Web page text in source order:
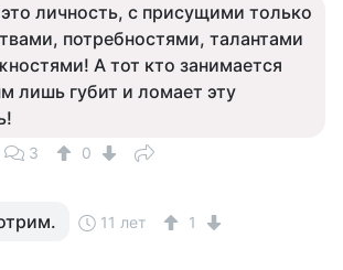
личность, с присущими только
потребностями, талантами
А тот кто занимается
лишь губит и ломает эту
3
0
11 лет 1